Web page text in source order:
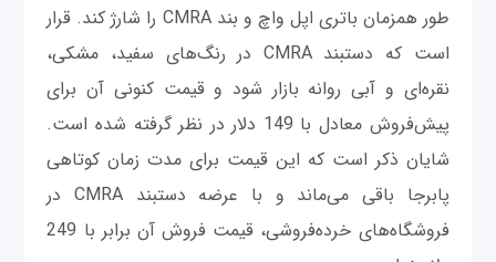
طور همزمان باتری اپل واچ و بند CMRA را شارژ کند. قرار
است که دستبند CMRA در رنگ‌های سفید، مشکی،
نقره‌ای و آبی روانه بازار شود و قیمت کنونی آن برای
پیش‌فروش معادل با 149 دلار در نظر گرفته شده است.
شایان ذکر است که این قیمت برای مدت زمان کوتاهی
پابرجا باقی می‌ماند و با عرضه دستبند CMRA در
فروشگاه‌های خرده‌فروشی، قیمت فروش آن برابر با 249